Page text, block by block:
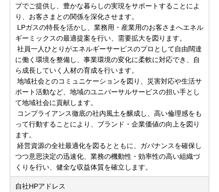
プでご提供し、豊かな暮らしの実現をサポートすることによ
り、お客さまとの関係を深化させます。
LPガスの特長を活かし、業務用・産業用のお客さまへエネル
ギーミックスの最適提案を行い、需要拡大を図ります。
社員一人ひとりがエネルギーサービスのプロとして自由闊達
に働く環境を整備し、事業環境の変化に柔軟に対応でき、自
ら成長していく人材の育成を行います。
地域社会とのコミュニケーションを図り、災害対応や生活サ
ポート活動など、地域のユニバーサルサービスの担い手とし
て地域社会に貢献します。
コンプライアンス徹底の社内風土を醸成し、高い倫理感をも
って行動することにより、ブランド・企業価値の向上を図り
ます。
経営資源の全社最適化を図るとともに、ガバナンスを確保し
つつ意思決定の迅速化、業務の機動性・効率性の高い組織づ
くりを行い、健全な収益体質を確立します。
自社HPアドレス